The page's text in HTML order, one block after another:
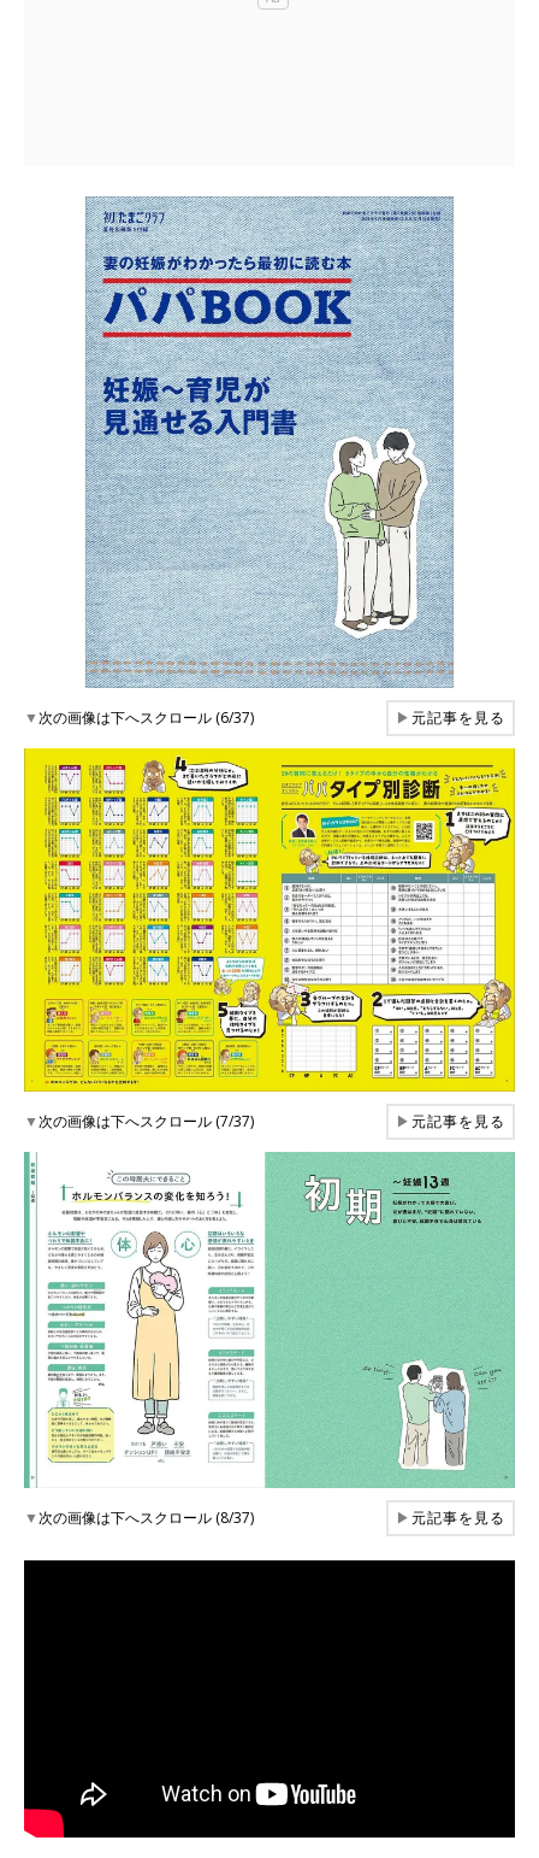
▼次の画像は下へスクロール (6/37) ▶元記事を見る
▼次の画像は下へスクロール (7/37) ▶元記事を見る
▼次の画像は下へスクロール (8/37) ▶元記事を見る